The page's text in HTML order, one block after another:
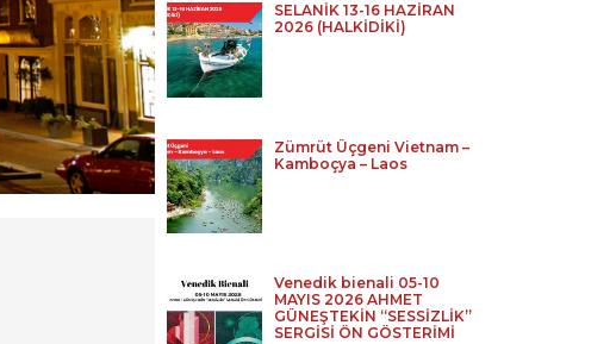
SELANİK 13-16 HAZİRAN
2026 (HALKİDİKİ)
Zümrüt Üçgeni Vietnam –
Kamboçya – Laos
Venedik bienali 05-10
MAYIS 2026 AHMET
GÜNEŞTEKİN “SESSİZLİK”
SERGİSİ ÖN GÖSTERİMİ